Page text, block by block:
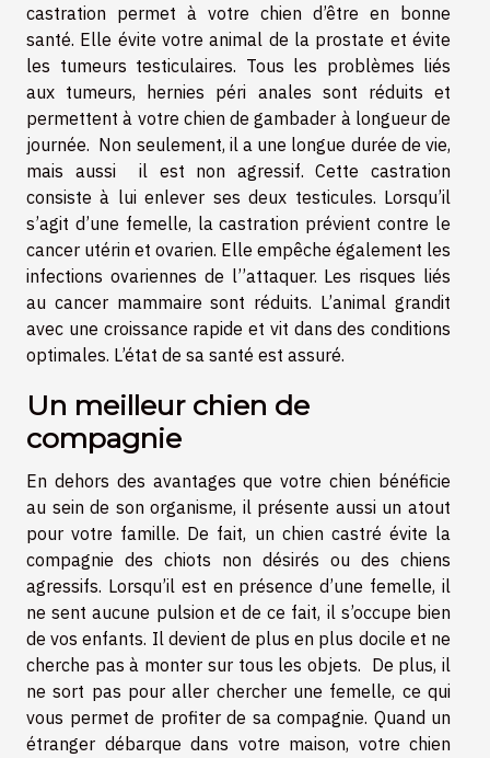
castration permet à votre chien d’être en bonne
santé. Elle évite votre animal de la prostate et évite
les tumeurs testiculaires. Tous les problèmes liés
aux tumeurs, hernies péri anales sont réduits et
permettent à votre chien de gambader à longueur de
journée. Non seulement, il a une longue durée de vie,
mais aussi il est non agressif. Cette castration
consiste à lui enlever ses deux testicules. Lorsqu’il
s’agit d’une femelle, la castration prévient contre le
cancer utérin et ovarien. Elle empêche également les
infections ovariennes de l’’attaquer. Les risques liés
au cancer mammaire sont réduits. L’animal grandit
avec une croissance rapide et vit dans des conditions
optimales. L’état de sa santé est assuré.
Un meilleur chien de
compagnie
En dehors des avantages que votre chien bénéficie
au sein de son organisme, il présente aussi un atout
pour votre famille. De fait, un chien castré évite la
compagnie des chiots non désirés ou des chiens
agressifs. Lorsqu’il est en présence d’une femelle, il
ne sent aucune pulsion et de ce fait, il s’occupe bien
de vos enfants. Il devient de plus en plus docile et ne
cherche pas à monter sur tous les objets. De plus, il
ne sort pas pour aller chercher une femelle, ce qui
vous permet de profiter de sa compagnie. Quand un
étranger débarque dans votre maison, votre chien